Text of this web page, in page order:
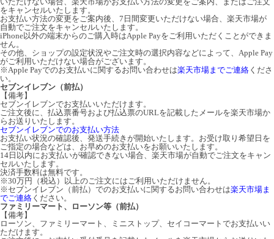
をキャンセルいたします。
お支払い方法の変更をご案内後、7日間変更いただけない場合、楽天市場が
自動でご注文をキャンセルいたします。
iPhone以外の端末からのご購入時はApple Payをご利用いただくことができま
せん。
その他、ショップの設定状況やご注文時の選択内容などによって、Apple Pay
がご利用いただけない場合がございます。
※Apple Payでのお支払いに関するお問い合わせは楽天市場までご連絡 くださ
い。
セブンイレブン（前払）
【備考】
セブンイレブンでお支払いいただけます。
ご注文後に、払込票番号および払込票のURLを記載したメールを楽天市場か
らお送りいたします。
セブンイレブンでのお支払い方法
お支払い状況の確認後、発送手続きが開始いたします。お受け取り希望日を
ご指定の場合などは、お早めのお支払いをお願いいたします。
14日以内にお支払いが確認できない場合、楽天市場が自動でご注文をキャン
セルいたします。
決済手数料は無料です。
※30万円（税込）以上のご注文にはご利用いただけません。
※セブンイレブン（前払）でのお支払いに関するお問い合わせは楽天市場ま
でご連絡 ください。
ファミリーマート、ローソン等（前払）
【備考】
ローソン、ファミリーマート、ミニストップ、セイコーマートでお支払いい
ただけます。